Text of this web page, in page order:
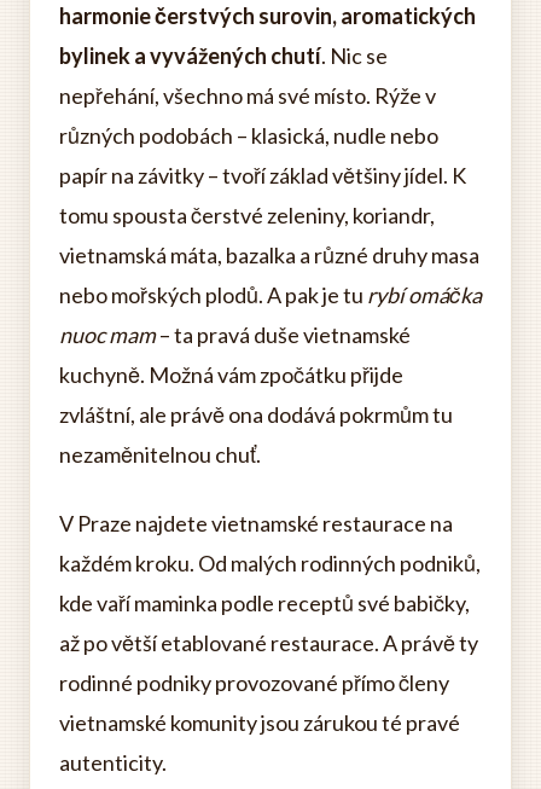
harmonie čerstvých surovin, aromatických
bylinek a vyvážených chutí. Nic se
nepřehání, všechno má své místo. Rýže v
různých podobách – klasická, nudle nebo
papír na závitky – tvoří základ většiny jídel. K
tomu spousta čerstvé zeleniny, koriandr,
vietnamská máta, bazalka a různé druhy masa
nebo mořských plodů. A pak je tu rybí omáčka
nuoc mam– ta pravá duše vietnamské
kuchyně. Možná vám zpočátku přijde
zvláštní, ale právě ona dodává pokrmům tu
nezaměnitelnou chuť.
V Praze najdete vietnamské restaurace na
každém kroku. Od malých rodinných podniků,
kde vaří maminka podle receptů své babičky,
až po větší etablované restaurace. A právě ty
rodinné podniky provozované přímo členy
vietnamské komunity jsou zárukou té pravé
autenticity.